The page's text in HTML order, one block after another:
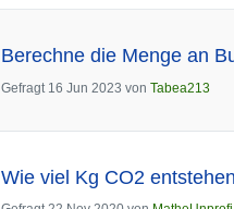
Berechne die Menge an
Gefragt 16 Jun 2023 von Tabea213
Wie viel Kg CO2